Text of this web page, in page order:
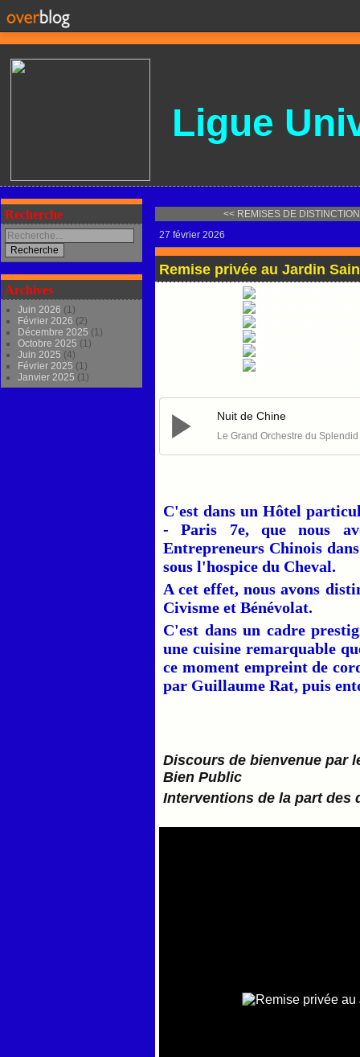
Ligue
Recherche
Archives
Juin 2026 (1)
Février 2026 (2)
Décembre 2025 (1)
Octobre 2025 (1)
Juin 2025 (4)
Février 2025 (1)
Janvier 2025 (1)
<< REMISES DE
27 février 2026
Remise privée au Jardin
Nuit de Chine
Le Grand Orchestre du Splendid
C'est dans un Hôtel
- Paris 7e, que nous
Entrepreneurs Chinois
sous l'hospice du Cheval.
A cet effet, nous avons
Civisme et Bénévolat.
C'est dans un cadre
une cuisine remarquable
ce moment empreint de
par Guillaume Rat, puis
Discours de bienvenue par
Bien Public
Interventions de la part des